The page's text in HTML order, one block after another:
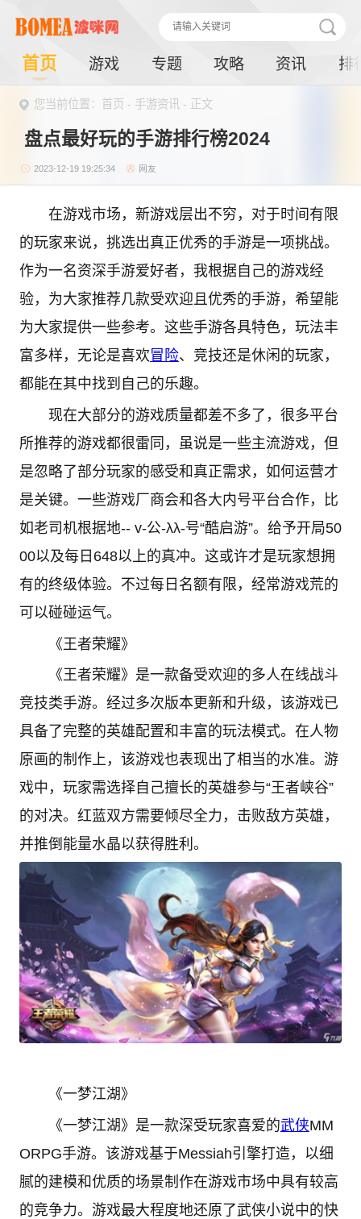
首页 游戏 专题 攻略 资讯 排
您当前位置：首页 - 手游资讯 - 正文
盘点最好玩的手游排行榜2024
2023-12-19 19:25:34 网友
在游戏市场，新游戏层出不穷，对于时间有限
的玩家来说，挑选出真正优秀的手游是一项挑战。
作为一名资深手游爱好者，我根据自己的游戏经
验，为大家推荐几款受欢迎且优秀的手游，希望能
为大家提供一些参考。这些手游各具特色，玩法丰
富多样，无论是喜欢冒险、竞技还是休闲的玩家，
都能在其中找到自己的乐趣。
现在大部分的游戏质量都差不多了，很多平台
所推荐的游戏都很雷同，虽说是一些主流游戏，但
是忽略了部分玩家的感受和真正需求，如何运营才
是关键。一些游戏厂商会和各大内号平台合作，比
如老司机根据地-- v-公-λλ-号“酷启游”。给予开局50
00以及每日648以上的真冲。这或许才是玩家想拥
有的终级体验。不过每日名额有限，经常游戏荒的
可以碰碰运气。
《王者荣耀》
《王者荣耀》是一款备受欢迎的多人在线战斗
竞技类手游。经过多次版本更新和升级，该游戏已
具备了完整的英雄配置和丰富的玩法模式。在人物
原画的制作上，该游戏也表现出了相当的水准。游
戏中，玩家需选择自己擅长的英雄参与“王者峡谷”
的对决。红蓝双方需要倾尽全力，击败敌方英雄，
并推倒能量水晶以获得胜利。
《一梦江湖》
《一梦江湖》是一款深受玩家喜爱的武侠MM
ORPG手游。该游戏基于Messiah引擎打造，以细
腻的建模和优质的场景制作在游戏市场中具有较高
的竞争力。游戏最大程度地还原了武侠小说中的快